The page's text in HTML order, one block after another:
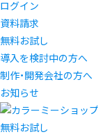
ログイン
資料請求
無料お試し
導入を検討中の方へ
制作・開発会社の方へ
お知らせ
無料お試し